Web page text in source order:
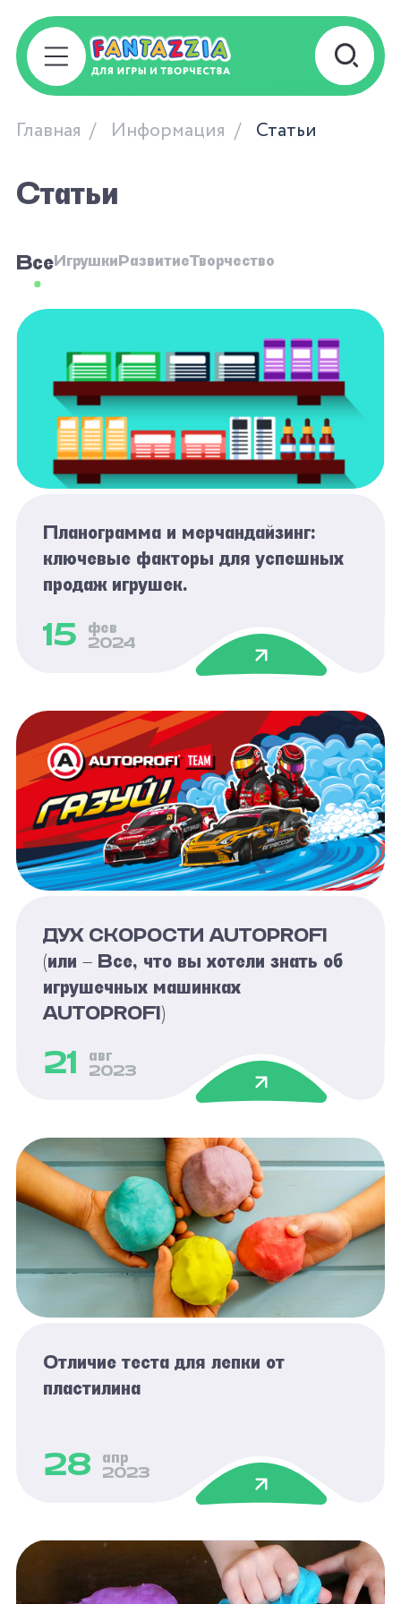
Главная Информация Статьи
Статьи
ВсеИгрушки РазвитиеТворчество
Планограмма и мерчандайзинг:
ключевые факторы для успешных
продаж игрушек.
15
фев
2024
ДУХ СКОРОСТИ AUTOPROFI
(или – Все, что вы хотели знать об
игрушечных машинках
AUTOPROFI)
21
авг
2023
Отличие теста для лепки от
пластилина
28
апр
2023